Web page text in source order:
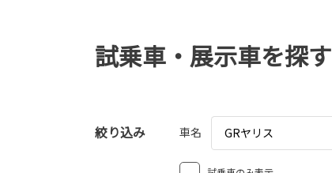
試乗車・展示車を探す
絞り込み 車名 GRヤリス